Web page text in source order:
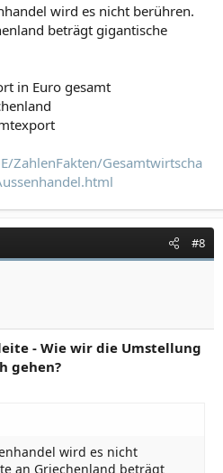
wird es nicht berühren.
beträgt gigantische
in Euro gesamt
ZahlenFakten/Gesamtwirtscha
#8
- Wie wir die Umstellung
gehen?
wird es nicht
an Griechenland beträgt